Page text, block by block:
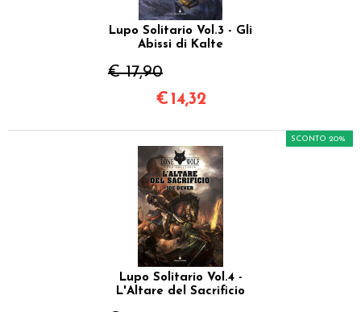
Lupo Solitario Vol.3 - Gli
Abissi di Kalte
€ 17,90
€ 14,32
Lupo Solitario Vol.4 -
L'Altare del Sacrificio
SCONTO 20%